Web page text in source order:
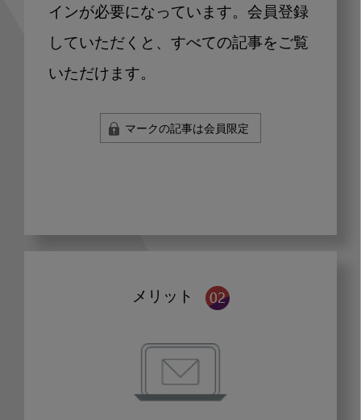
インが必要になっています。会員登録
していただくと、すべての記事をご覧
いただけます。
マークの記事は会員限定
メリット